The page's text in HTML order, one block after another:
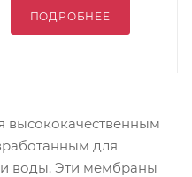
ПОДРОБНЕЕ
высококачественным
для
воды. Эти мембраны